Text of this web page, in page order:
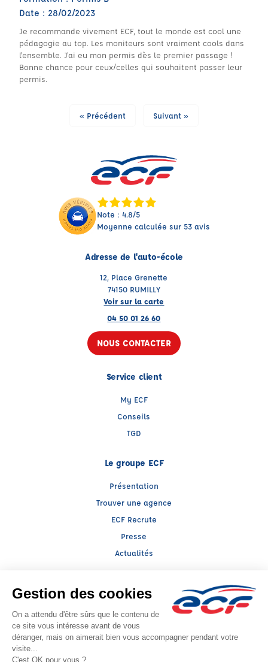
Date : 28/02/2023
Je recommande vivement ECF, tout le monde est cool une
pédagogie au top. Les moniteurs sont vraiment cools dans
l'ensemble. J'ai eu mon permis dès le premier passage !
Bonne chance pour ceux/celles qui souhaitent passer leur
permis.
« Précédent Suivant »
Note : 4.8/5
Moyenne calculée sur 53 avis
Adresse de l'auto-école
12, Place Grenette
74150 RUMILLY
Voir sur la carte
04 50 01 26 60
NOUS CONTACTER
Service client
My ECF
Conseils
TGD
Le groupe ECF
Présentation
Trouver une agence
ECF Recrute
Presse
Actualités
Facebook (nouvelle fenêtre)
Instagram (nouvelle fenêtre)
LinkedIn (nouvelle fenêtre)
YouTube (nouvelle fenêtre)
TikTok (nouvelle
Raison sociale : ARAVIS AUTO ECOLE - Capital social: 18659€
SIREN: 400611505 - Numéro de TVA intracommunautaire: FR65400611505
Agrément n°E1607400060